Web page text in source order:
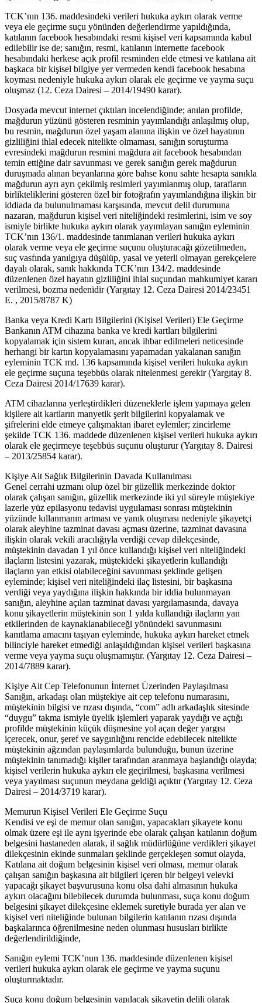
TCK’nın 136. maddesindeki verileri hukuka aykırı olarak verme
veya ele geçirme suçu yönünden değerlendirme yapıldığında,
katılanın facebook hesabındaki resmi kişisel veri kapsamında kabul
edilebilir ise de; sanığın, resmi, katılanın internette facebook
hesabındaki herkese açık profil resminden elde etmesi ve katılana ait
başkaca bir kişisel bilgiye yer vermeden kendi facebook hesabına
koyması nedeniyle hukuka aykırı olarak ele geçirme ve yayma suçu
oluşmaz (12. Ceza Dairesi – 2014/19490 karar).
Dosyada mevcut internet çıktıları incelendiğinde; anılan profilde,
mağdurun yüzünü gösteren resminin yayımlandığı anlaşılmış olup,
bu resmin, mağdurun özel yaşam alanına ilişkin ve özel hayatının
gizliliğini ihlal edecek nitelikte olmaması, sanığın soruşturma
evresindeki mağdurun resmini mağdura ait facebook hesabından
temin ettiğine dair savunması ve gerek sanığın gerek mağdurun
duruşmada alınan beyanlarına göre bahse konu sahte hesapta sanıkla
mağdurun ayrı ayrı çekilmiş resimleri yayımlanmış olup, tarafların
birlikteliklerini gösteren özel bir fotoğrafın yayımlandığına ilişkin bir
iddiada da bulunulmaması karşısında, mevcut delil durumuna
nazaran, mağdurun kişisel veri niteliğindeki resimlerini, isim ve soy
ismiyle birlikte hukuka aykırı olarak yayımlayan sanığın eyleminin
TCK’nın 136/1. maddesinde tanımlanan verileri hukuka aykırı
olarak verme veya ele geçirme suçunu oluşturacağı gözetilmeden,
suç vasfında yanılgıya düşülüp, yasal ve yeterli olmayan gerekçelere
dayalı olarak, sanık hakkında TCK’nın 134/2. maddesinde
düzenlenen özel hayatın gizliliğini ihlal suçundan mahkumiyet kararı
verilmesi, bozma nedenidir (Yargıtay 12. Ceza Dairesi 2014/23451
E. , 2015/8787 K)
Banka veya Kredi Kartı Bilgilerini (Kişisel Verileri) Ele Geçirme
Bankanın ATM cihazına banka ve kredi kartları bilgilerini
kopyalamak için sistem kuran, ancak ihbar edilmeleri neticesinde
herhangi bir kartın kopyalamasını yapamadan yakalanan sanığın
eyleminin TCK md. 136 kapsamında kişisel verileri hukuka aykırı
ele geçirme suçuna teşebbüs olarak nitelenmesi gerekir (Yargıtay 8.
Ceza Dairesi 2014/17639 karar).
ATM cihazlarına yerleştirdikleri düzeneklerle işlem yapmaya gelen
kişilere ait kartların manyetik şerit bilgilerini kopyalamak ve
şifrelerini elde etmeye çalışmaktan ibaret eylemler; zincirleme
şekilde TCK 136. maddede düzenlenen kişisel verileri hukuka aykırı
olarak ele geçirmeye teşebbüs suçunu oluşturur (Yargıtay 8. Dairesi
– 2013/25854 karar).
Kişiye Ait Sağlık Bilgilerinin Davada Kullanılması
Genel cerrahi uzmanı olup özel bir güzellik merkezinde doktor
olarak çalışan sanığın, güzellik merkezinde iki yıl süreyle müştekiye
lazerle yüz epilasyonu tedavisi uygulaması sonrası müştekinin
yüzünde kıllanmanın artması ve yanık oluşması nedeniyle şikayetçi
olarak aleyhine tazminat davası açması üzerine, tazminat davasına
ilişkin olarak vekili aracılığıyla verdiği cevap dilekçesinde,
müştekinin davadan 1 yıl önce kullandığı kişisel veri niteliğindeki
ilaçların listesini yazarak, müştekideki şikayetlerin kullandığı
ilaçların yan etkisi olabileceğini savunması şeklinde gelişen
eyleminde; kişisel veri niteliğindeki ilaç listesini, bir başkasına
verdiği veya yaydığına ilişkin hakkında bir iddia bulunmayan
sanığın, aleyhine açılan tazminat davası yargılamasında, davaya
konu şikayetlerin müştekinin son 1 yılda kullandığı ilaçların yan
etkilerinden de kaynaklanabileceği yönündeki savunmasını
kanıtlama amacını taşıyan eyleminde, hukuka aykırı hareket etmek
bilinciyle hareket etmediği anlaşıldığından kişisel verileri başkasına
verme veya yayma suçu oluşmamıştır. (Yargıtay 12. Ceza Dairesi –
2014/7889 karar).
Kişiye Ait Cep Telefonunun İnternet Üzerinden Paylaşılması
Sanığın, arkadaşı olan müştekiye ait cep telefonu numarasını,
müştekinin bilgisi ve rızası dışında, “com” adlı arkadaşlık sitesinde
“duygu” takma ismiyle üyelik işlemleri yaparak yaydığı ve açtığı
profilde müştekinin küçük düşmesine yol açan değer yargısı
içerecek, onur, şeref ve saygınlığını rencide edebilecek nitelikte
müştekinin ağzından paylaşımlarda bulunduğu, bunun üzerine
müştekinin tanımadığı kişiler tarafından aranmaya başlandığı olayda;
kişisel verilerin hukuka aykırı ele geçirilmesi, başkasına verilmesi
veya yayılması suçunun meydana geldiği açıktır (Yargıtay 12. Ceza
Dairesi – 2014/3719 karar).
Memurun Kişisel Verileri Ele Geçirme Suçu
Kendisi ve eşi de memur olan sanığın, yapacakları şikayete konu
olmak üzere eşi ile aynı işyerinde ebe olarak çalışan katılanın doğum
belgesini hastaneden alarak, il sağlık müdürlüğüne verdikleri şikayet
dilekçesinin ekinde sunmaları şeklinde gerçekleşen somut olayda,
Katılana ait doğum belgesinin kişisel veri olması, memur olarak
çalışan sanığın başkasına ait bilgileri içeren bir belgeyi velevki
yapacağı şikayet başvurusuna konu olsa dahi almasının hukuka
aykırı olacağını bilebilecek durumda bulunması, suça konu doğum
belgesini şikayet dilekçesine eklemek suretiyle burada yer alan ve
kişisel veri niteliğinde bulunan bilgilerin katılanın rızası dışında
başkalarınca öğrenilmesine neden olunması hususları birlikte
değerlendirildiğinde,
Sanığın eylemi TCK’nun 136. maddesinde düzenlenen kişisel
verileri hukuka aykırı olarak ele geçirme ve yayma suçunu
oluşturmaktadır.
Suça konu doğum belgesinin yapılacak şikayetin delili olarak